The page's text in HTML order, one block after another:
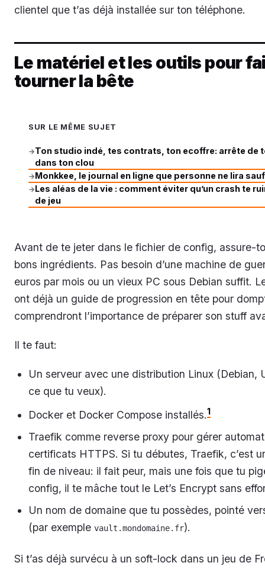
clientel que t’as déjà installée sur ton téléphone.
Le matériel et les outils pour
tourner la bête
SUR LE MÊME SUJET
→Ton studio indé, tes contrats, ton ecoffre: arrête de
dans ton clou
→Monkkee, le journal en ligne que personne ne lira
→Les aléas de la vie : comment éviter qu’un crash te
de jeu
Avant de te jeter dans le fichier de config, assure-
bons ingrédients. Pas besoin d’une machine de
euros par mois ou un vieux PC sous Debian suffit.
ont déjà un guide de progression en tête pour
comprendront l’importance de préparer son stuff
Il te faut:
Un serveur avec une distribution Linux (Debian,
ce que tu veux).
Docker et Docker Compose installés.1
Traefik comme reverse proxy pour gérer
certificats HTTPS. Si tu débutes, Traefik, c’est
fin de niveau: il fait peur, mais une fois que tu
config, il te mâche tout le Let’s Encrypt sans
Un nom de domaine que tu possèdes, pointé
(par exemple vault.mondomaine.fr).
Si t’as déjà survécu à un soft-lock dans un jeu de